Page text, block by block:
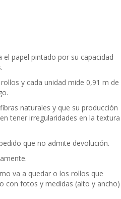
el papel pintado por su capacidad
y cada unidad mide 0,91 m de
naturales y que su producción
tener irregularidades en la textura
que no admite devolución.
va a quedar o los rollos que
con fotos y medidas (alto y ancho)